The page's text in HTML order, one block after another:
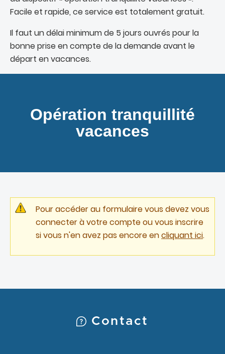
Facile et rapide, ce service est totalement gratuit.
Il faut un délai minimum de 5 jours ouvrés pour la
bonne prise en compte de la demande avant le
départ en vacances.
Opération tranquillité
vacances
Pour accéder au formulaire vous devez vous
connecter à votre compte ou vous inscrire
si vous n'en avez pas encore encliquant ici.
Contact